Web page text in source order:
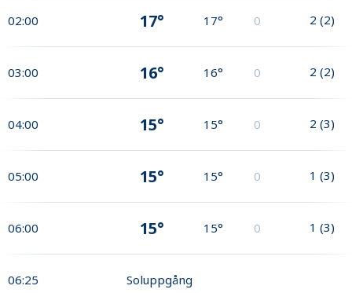
02:00 17° 17° 0 2 (2)
03:00 16° 16° 0 2 (2)
04:00 15° 15° 0 2 (3)
05:00 15° 15° 0 1 (3)
06:00 15° 15° 0 1 (3)
06:25 Soluppgång